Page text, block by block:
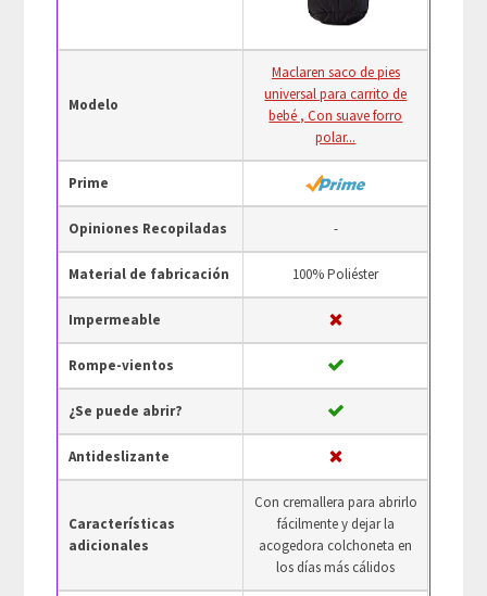
Modelo
Maclaren saco de pies
universal para carrito de
bebé , Con suave forro
polar...
Prime
Opiniones Recopiladas -
Material de fabricación 100% Poliéster
Impermeable
Rompe-vientos
¿Se puede abrir?
Antideslizante
Características
adicionales
Con cremallera para abrirlo
fácilmente y dejar la
acogedora colchoneta en
los días más cálidos